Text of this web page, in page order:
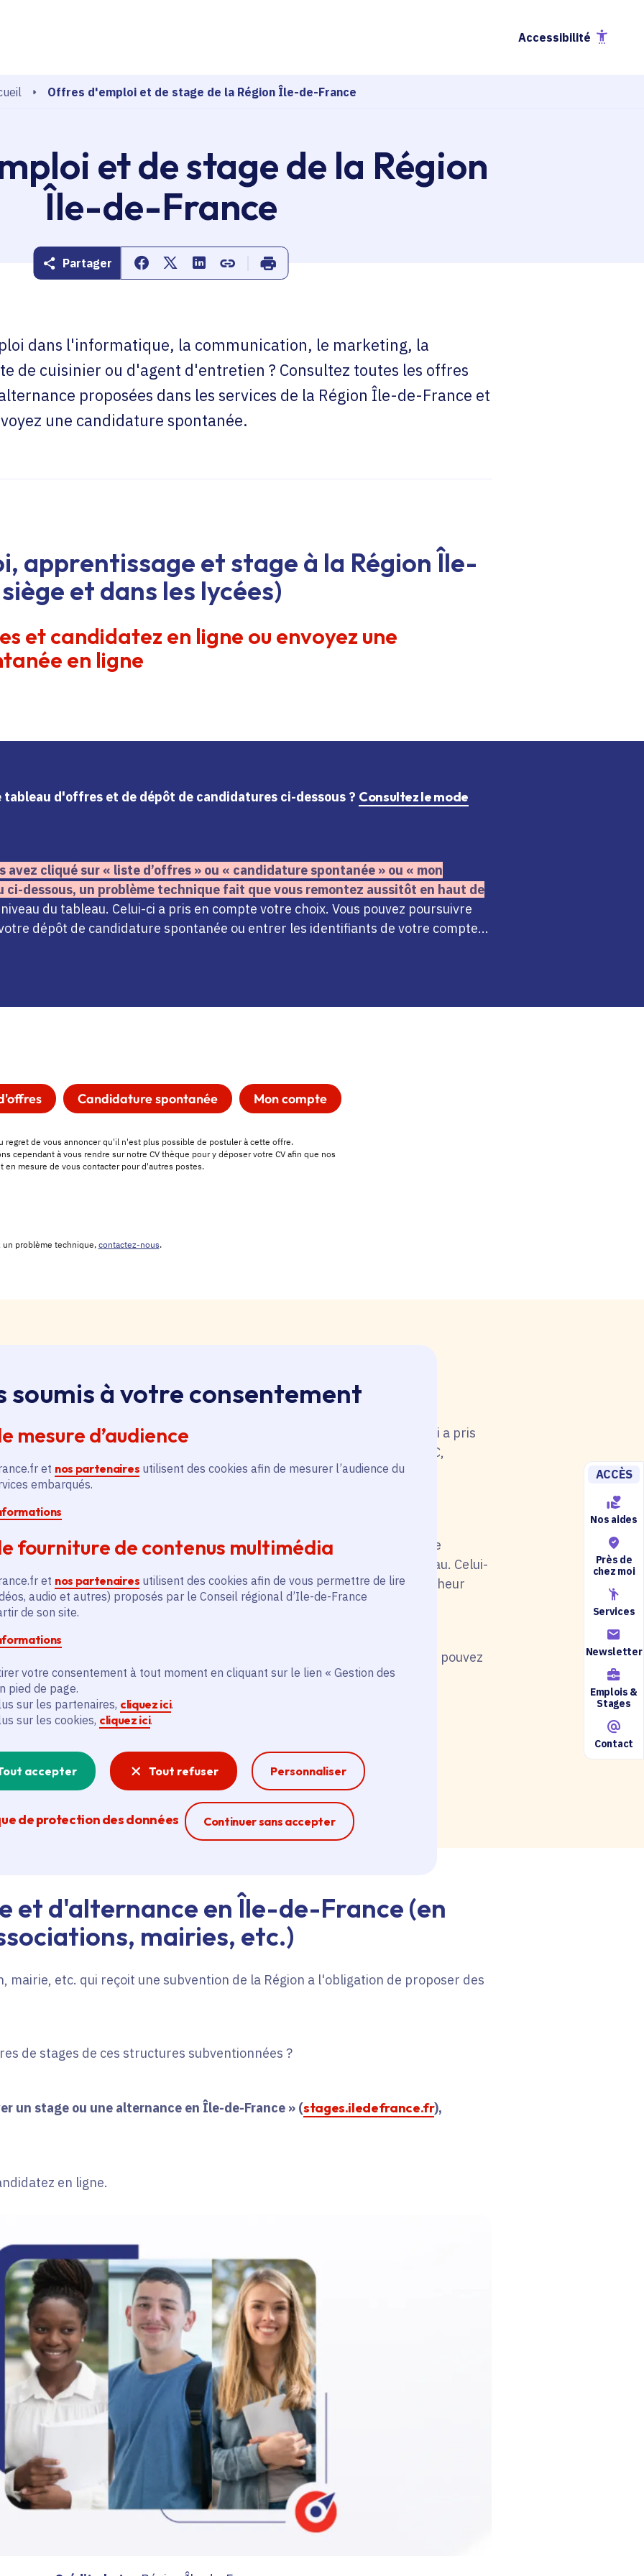
soumis à votre consentement
mesure d’audience
et nos partenaires utilisent des cookies afin de mesurer l’audience du
embarqués.
fourniture de contenus multimédia
et nos partenaires utilisent des cookies afin de vous permettre de lire
audio et autres) proposés par le Conseil régional d’Ile-de-France
de son site.
votre consentement à tout moment en cliquant sur le lien « Gestion des
pied de page.
sur les partenaires, cliquez ici.
sur les cookies, cliquez ici.
accepter Tout refuser Personnaliser
de protection des données Continuer sans accepter
Ferme la modale
Accessibilité
Offres d'emploi et de stage de la Région Île-de-France
ACCÈS
Nos aides
Près de
chez moi
Services
Newsletter
Emplois &
Stages
Contact
et de stage de la Région
Île-de-France
Partager Partager sur Facebook
Partager sur Twitter
Partager sur Linkedin
Copier dans le presse-papier
Imprimer
dans l'informatique, la communication, le marketing, la
de cuisinier ou d'agent d'entretien ? Consultez toutes les offres
proposées dans les services de la Région Île-de-France et
une candidature spontanée.
apprentissage et stage à la Région Île-
et dans les lycées)
et candidatez en ligne ou envoyez une
en ligne
d'offres et de dépôt de candidatures ci-dessous ? Consultez le mode
cliqué sur « liste d’offres » ou « candidature spontanée » ou « mon
ci-dessous, un problème technique fait que vous remontez aussitôt en haut de
du tableau. Celui-ci a pris en compte votre choix. Vous pouvez poursuivre
dépôt de candidature spontanée ou entrer les identifiants de votre compte...
apprentissage, stage
sur le bouton « Liste d'offres » pour qu'il soit en rouge. Une anomalie
aussitôt en haut de page. Redescendez au niveau du tableau. Celui-ci a pris
alors faire une recherche par catégorie (emploi de catégorie A/B/C,
filière et département (75, 77, 78, 91, 92, 93, 94, 95).
sur le bouton « Candidature spontanée » pour qu'il soit en rouge. Une
remontez aussitôt en haut de page. Redescendez au niveau du tableau. Celui-
Vous pouvez alors sélectionner siège ou lycées et votre situation (chercheur
publique ou non, apprenti, stagiaire) et candidatez.
d'emploi au siège de la Région ou dans les lycées, avant de postuler, vous pouvez
nos agents Ambassadeurs.Plus d'infos.
technique ?
technique, écrivez-nous en utilisant le formulaire accessible ici.
et d'alternance en Île-de-France (en
mairies, etc.)
mairie, etc. qui reçoit une subvention de la Région a l'obligation de proposer des
de stages de ces structures subventionnées ?
un stage ou une alternance en Île-de-France » (stages.iledefrance.fr),
en ligne.